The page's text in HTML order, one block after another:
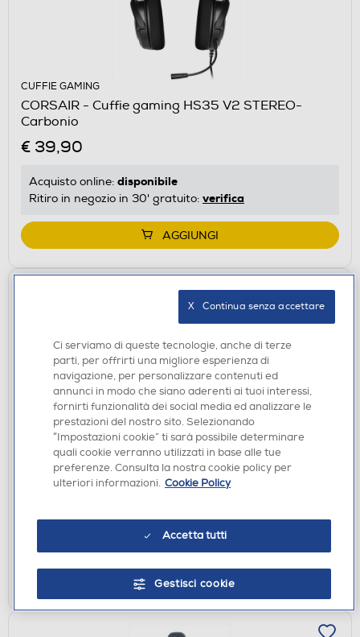
CUFFIE GAMING
CORSAIR - Cuffie gaming HS35 V2 STEREO-
Carbonio
€ 39,90
Acquisto online: disponibile
Ritiro in negozio in 30' gratuito: verifica
AGGIUNGI
MONITOR GAMING
ASUS - Monitor OLED 4K 27" XG27AQDMGR-nero
€ 501,00
Acquisto online:disponibile
non disponibile
AGGIUNGI
Ci serviamo di queste tecnologie, anche di terze
parti, per offrirti una migliore esperienza di
navigazione, per personalizzare contenuti ed
annunci in modo che siano aderenti ai tuoi interessi,
fornirti funzionalità dei social media ed analizzare le
prestazioni del nostro sito. Selezionando
“Impostazioni cookie” ti sarà possibile determinare
quali cookie verranno utilizzati in base alle tue
preferenze. Consulta la nostra cookie policy per
ulteriori informazioni. Cookie Policy
Accetta tutti
Gestisci cookie
X   Continua senza accettare